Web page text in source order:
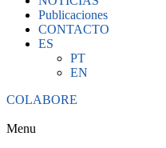
Publicaciones
CONTACTO
ES
PT
EN
COLABORE
Menu